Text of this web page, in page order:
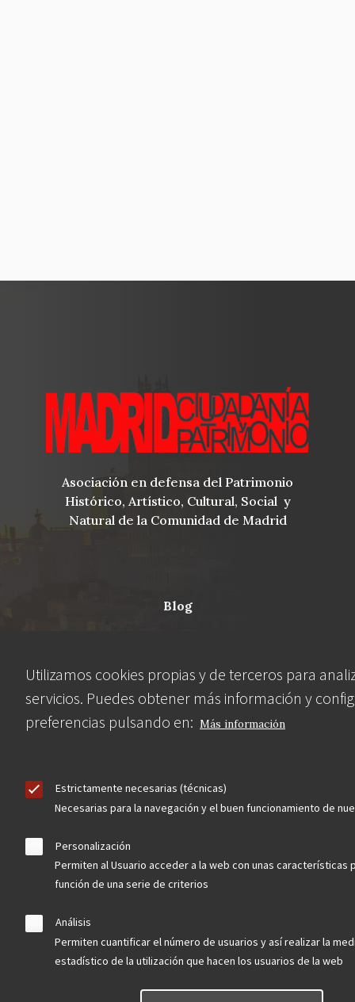
Utilizamos cookies propias y de terceros para
servicios. Puedes obtener más información y
preferencias pulsando en: Más información
Estrictamente necesarias (técnicas)
Necesarias para la navegación y el buen funcionamiento de
Personalización
Permiten al Usuario acceder a la web con unas características
función de una serie de criterios
Análisis
Permiten cuantificar el número de usuarios y así realizar la
estadístico de la utilización que hacen los usuarios de la web
Asociación en defensa del Patrimonio
Histórico, Artístico, Cultural, Social y
Natural de la Comunidad de Madrid
Footer
blog
convocatorias
buscador avanzado
Nuestras redes
Contacta